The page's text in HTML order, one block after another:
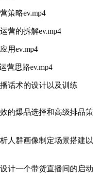
策略ev.mp4
营的拆解ev.mp4
用ev.mp4
营思路ev.mp4
话术的设计以及训练
的爆品选择和高级排品策
人群画像制定场景搭建以
计一个带货直播间的启动